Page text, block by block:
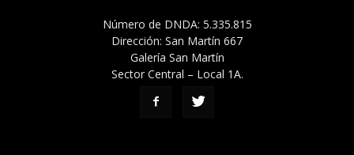
Número de DNDA: 5.335.815
Dirección: San Martín 667
Galería San Martín
Sector Central – Local 1A.